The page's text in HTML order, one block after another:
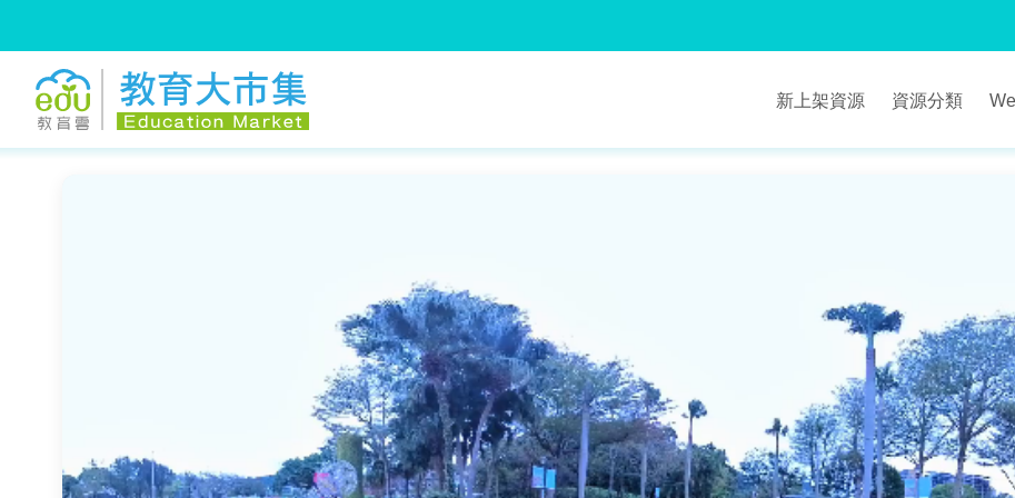
新上架資源 資源分類